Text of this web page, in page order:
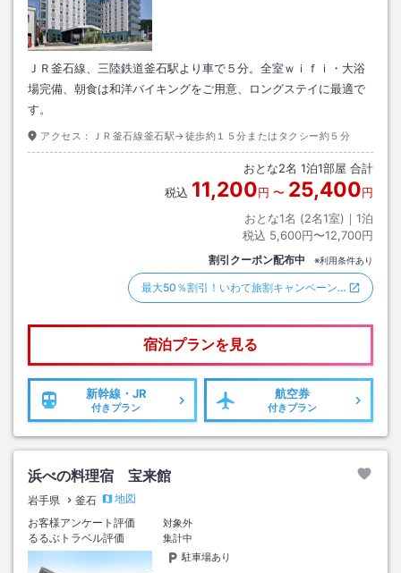
ＪＲ釜石線、三陸鉄道釜石駅より車で５分。全室ｗｉｆｉ・大浴
場完備、朝食は和洋バイキングをご用意、ロングステイに最適で
す。
アクセス： ＪＲ釜石線釜石駅→徒歩約１５分またはタクシー約５分
おとな2名 1泊1部屋 合計
税込 11,200円 〜 25,400円
おとな1名 (2名1室)｜ 1泊
税込 5,600円〜12,700円
割引クーポン配布中 ※利用条件あり
最大50％割引！いわて旅割キャンペーン…
宿泊プランを見る
新幹線・JR
付きプラン
航空券
付きプラン
浜べの料理宿 宝来館
岩手県 釜石
地図
お客様アンケート評価
対象外
るるぶトラベル評価
集計中
駐車場あり